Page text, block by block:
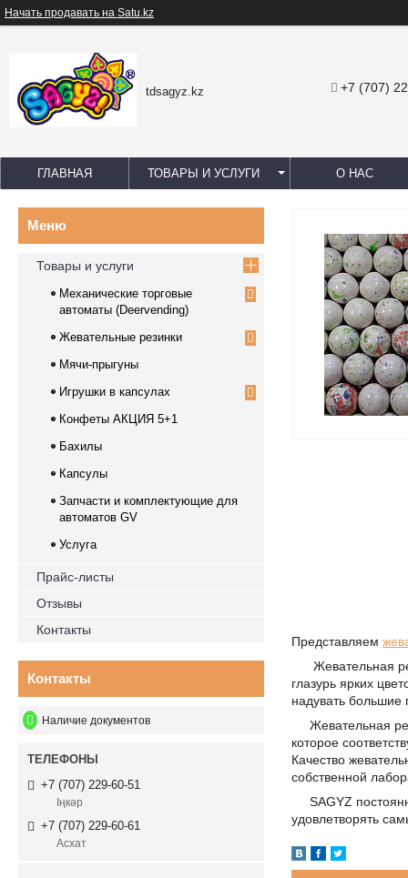
Начать продавать на Satu.kz
tdsagyz.kz +7 (707)
ГЛАВНАЯ ТОВАРЫ И УСЛУГИ О НАС
Представляем
Жевательная
глазурь ярких
надувать большие
Жевательная
которое
Качество
собственной
SAGYZ
удовлетворять
Товары и услуги
Механические торговые
автоматы (Deervending)
Жевательные резинки
Мячи-прыгуны
Игрушки в капсулах
Конфеты АКЦИЯ 5+1
Бахилы
Капсулы
Запчасти и комплектующие для
автоматов GV
Услуга
Прайс-листы
Отзывы
Контакты
Контакты
Наличие документов
+7 (707) 229-60-51
Іңкәр
+7 (707) 229-60-61
Асхат